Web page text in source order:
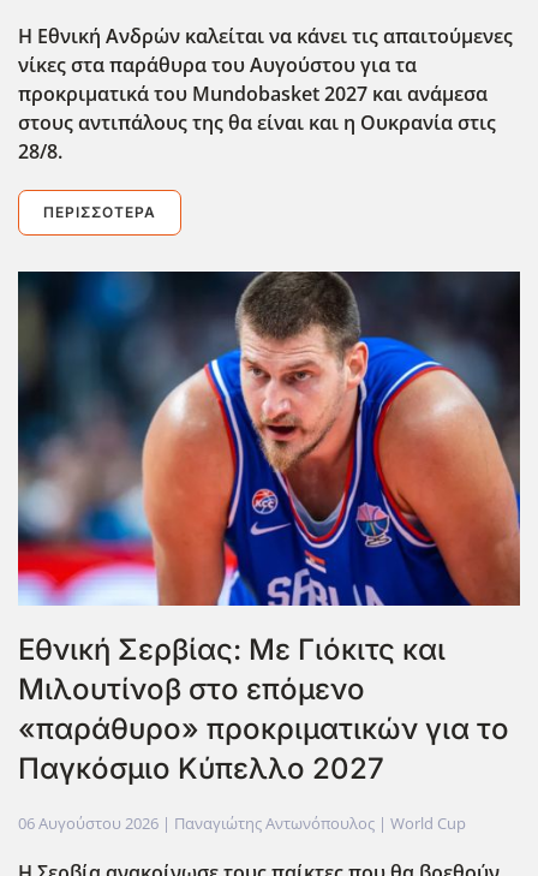
Η Εθνική Ανδρών καλείται να κάνει τις απαιτούμενες
νίκες στα παράθυρα του Αυγούστου για τα
προκριματικά του Mundobasket 2027 και ανάμεσα
στους αντιπάλους της θα είναι και η Ουκρανία στις
28/8.
ΠΕΡΙΣΣΌΤΕΡΑ
Εθνική Σερβίας: Με Γιόκιτς και
Μιλουτίνοβ στο επόμενο
«παράθυρο» προκριματικών για το
Παγκόσμιο Κύπελλο 2027
06 Αυγούστου 2026 | Παναγιώτης Αντωνόπουλος | World Cup